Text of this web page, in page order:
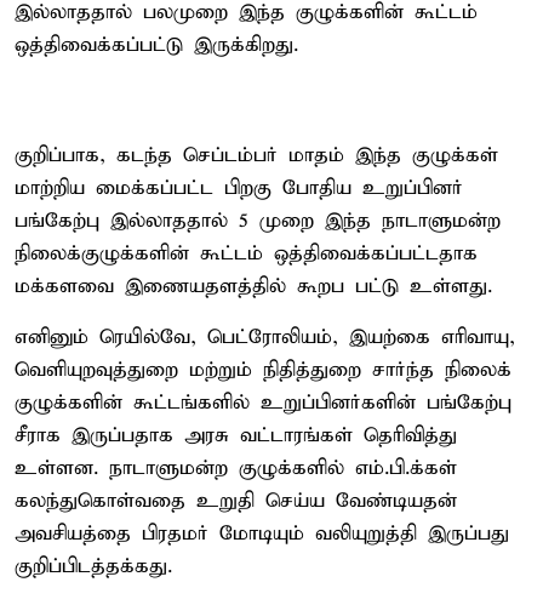
இல்லாததால் பலமுறை இந்த குழுக்களின் கூட்டம்
ஒத்திவைக்கப்பட்டு இருக்கிறது.
குறிப்பாக, கடந்த செப்டம்பர் மாதம் இந்த குழுக்கள்
மாற்றிய மைக்கப்பட்ட பிறகு போதிய உறுப்பினர்
பங்கேற்பு இல்லாததால் 5 முறை இந்த நாடாளுமன்ற
நிலைக்குழுக்களின் கூட்டம் ஒத்திவைக்கப்பட்டதாக
மக்களவை இணையதளத்தில் கூறப பட்டு உள்ளது.
எனினும் ரெயில்வே, பெட்ரோலியம், இயற்கை எரிவாயு,
வெளியுறவுத்துறை மற்றும் நிதித்துறை சார்ந்த நிலைக்
குழுக்களின் கூட்டங்களில் உறுப்பினர்களின் பங்கேற்பு
சீராக இருப்பதாக அரசு வட்டாரங்கள் தெரிவித்து
உள்ளன. நாடாளுமன்ற குழுக்களில் எம்.பி.க்கள்
கலந்துகொள்வதை உறுதி செய்ய வேண்டியதன்
அவசியத்தை பிரதமர் மோடியும் வலியுறுத்தி இருப்பது
குறிப்பிடத்தக்கது.